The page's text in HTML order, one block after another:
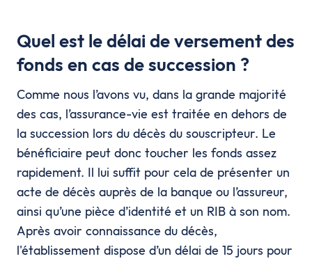
Quel est le délai de versement des
fonds en cas de succession ?
Comme nous l’avons vu, dans la grande majorité
des cas, l’assurance-vie est traitée en dehors de
la succession lors du décès du souscripteur. Le
bénéficiaire peut donc toucher les fonds assez
rapidement. Il lui suffit pour cela de présenter un
acte de décès auprès de la banque ou l’assureur,
ainsi qu’une pièce d’identité et un RIB à son nom.
Après avoir connaissance du décès,
l'établissement dispose d’un délai de 15 jours pour